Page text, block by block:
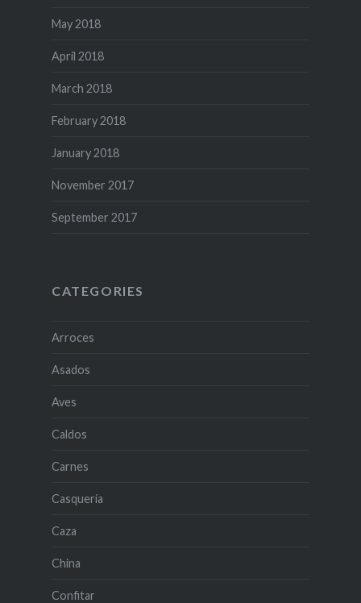
May 2018
April 2018
March 2018
February 2018
January 2018
November 2017
September 2017
CATEGORIES
Arroces
Asados
Aves
Caldos
Carnes
Casquería
Caza
China
Confitar